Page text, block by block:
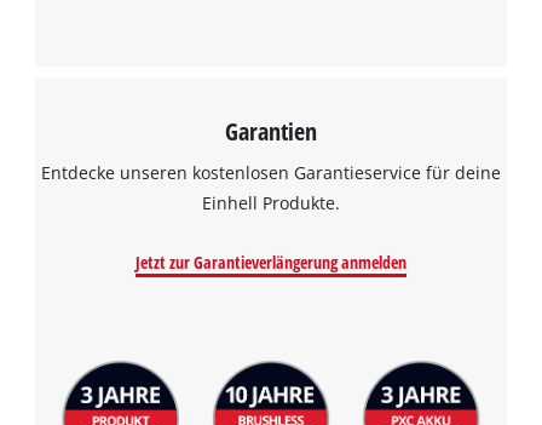
Garantien
Entdecke unseren kostenlosen Garantieservice für deine
Einhell Produkte.
Jetzt zur Garantieverlängerung anmelden